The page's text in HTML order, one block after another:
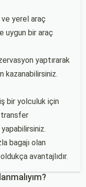
ve yerel araç
uygun bir araç
yaptırarak
kazanabilirsiniz.
bir yolculuk için
transfer
bagajı olan
avantajlıdır.